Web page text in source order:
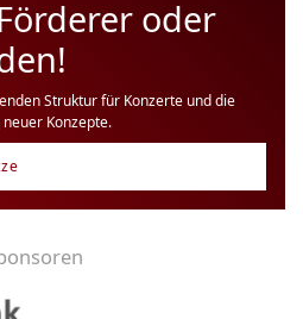
oder
Struktur für Konzerte und die
Konzepte.